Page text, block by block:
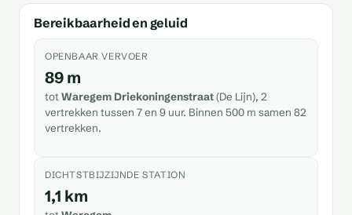
Bereikbaarheid en geluid
OPENBAAR VERVOER
89 m
tot Waregem Driekoningenstraat(De Lijn), 2
vertrekken tussen 7 en 9 uur. Binnen 500 m samen 82
vertrekken.
DICHTSTBIJZIJNDE STATION
1,1 km